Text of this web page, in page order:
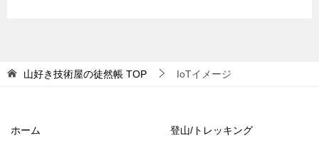
山好き技術屋の徒然帳 TOP IoTイメージ
ホーム 登山/トレッキング